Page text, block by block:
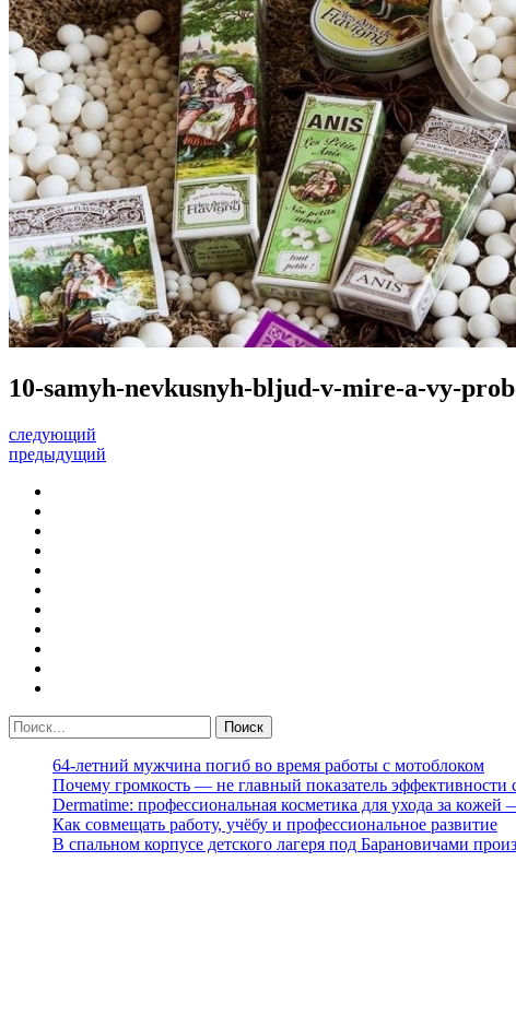
10-samyh-nevkusnyh-bljud-v-mire-a-vy-
следующий
предыдущий
64-летний мужчина погиб во время работы с мотоблоком
Почему громкость — не главный показатель эффективности
Dermatime: профессиональная косметика для ухода за кожей
Как совмещать работу, учёбу и профессиональное развитие
В спальном корпусе детского лагеря под Барановичами